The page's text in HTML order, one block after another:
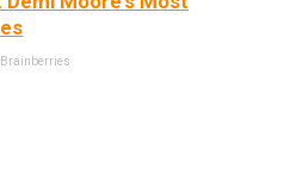
Brainberries